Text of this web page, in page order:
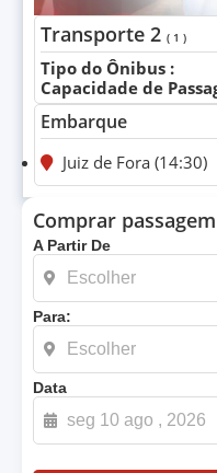
Transporte 2 ( 1 )
Tipo do Ônibus :
Capacidade de
Embarque
Juiz de Fora (14:30)
Comprar passagem
A Partir De
Para:
Data